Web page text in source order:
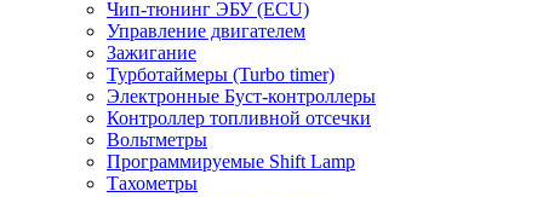
Чип-тюнинг ЭБУ (ECU)
Управление двигателем
Зажигание
Турботаймеры (Turbo timer)
Электронные Буст-контроллеры
Контроллер топливной отсечки
Вольтметры
Программируемые Shift Lamp
Тахометры